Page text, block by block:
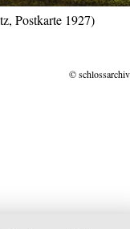
Postkarte 1927)
©